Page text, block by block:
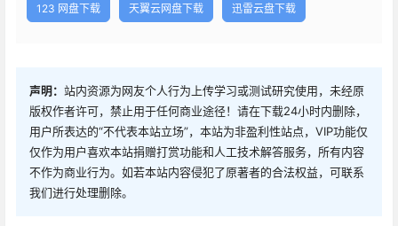
123 网盘下载 天翼云网盘下载 迅雷云盘下载
声明： 站内资源为网友个人行为上传学习或测试研究使用，未经原
版权作者许可，禁止用于任何商业途径！请在下载24小时内删除，
用户所表达的“不代表本站立场”，本站为非盈利性站点，VIP功能仅
仅作为用户喜欢本站捐赠打赏功能和人工技术解答服务，所有内容
不作为商业行为。如若本站内容侵犯了原著者的合法权益，可联系
我们进行处理删除。